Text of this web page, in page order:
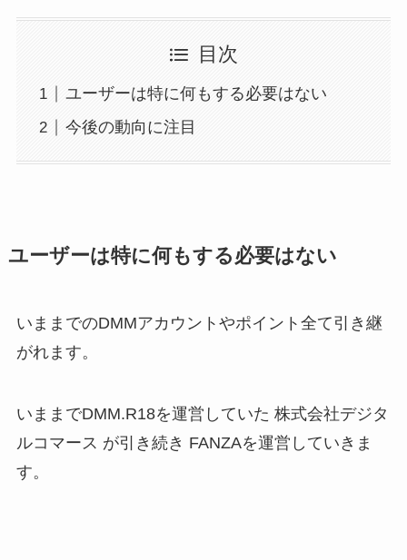
目次
ユーザーは特に何もする必要はない
今後の動向に注目
ユーザーは特に何もする必要はない
いままでのDMMアカウントやポイント全て引き継
がれます。
いままでDMM.R18を運営していた 株式会社デジタ
ルコマース が引き続き FANZAを運営していきま
す。